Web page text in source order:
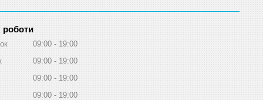
роботи
09:00
19:00
09:00
19:00
09:00
19:00
09:00
19:00